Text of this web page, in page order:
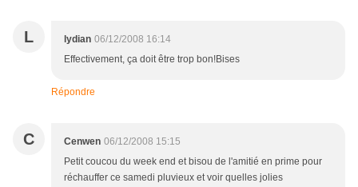
L lydian 06/12/2008 16:14
Effectivement, ça doit être trop bon!Bises
Répondre
C Cenwen 06/12/2008 15:15
Petit coucou du week end et bisou de l'amitié en prime pour
réchauffer ce samedi pluvieux et voir quelles jolies